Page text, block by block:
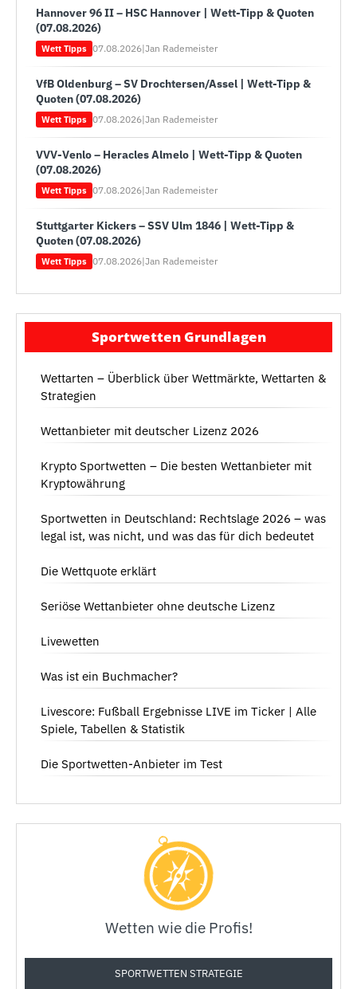
Hannover 96 II – HSC Hannover | Wett-Tipp & Quoten
(07.08.2026)
Wett Tipps 07.08.2026|Jan Rademeister
VfB Oldenburg – SV Drochtersen/Assel | Wett-Tipp &
Quoten (07.08.2026)
Wett Tipps 07.08.2026|Jan Rademeister
VVV-Venlo – Heracles Almelo | Wett-Tipp & Quoten
(07.08.2026)
Wett Tipps 07.08.2026|Jan Rademeister
Stuttgarter Kickers – SSV Ulm 1846 | Wett-Tipp &
Quoten (07.08.2026)
Wett Tipps 07.08.2026|Jan Rademeister
Sportwetten Grundlagen
Wettarten – Überblick über Wettmärkte, Wettarten &
Strategien
Wettanbieter mit deutscher Lizenz 2026
Krypto Sportwetten – Die besten Wettanbieter mit
Kryptowährung
Sportwetten in Deutschland: Rechtslage 2026 – was
legal ist, was nicht, und was das für dich bedeutet
Die Wettquote erklärt
Seriöse Wettanbieter ohne deutsche Lizenz
Livewetten
Was ist ein Buchmacher?
Livescore: Fußball Ergebnisse LIVE im Ticker | Alle
Spiele, Tabellen & Statistik
Die Sportwetten-Anbieter im Test
Wetten wie die Profis!
SPORTWETTEN STRATEGIE